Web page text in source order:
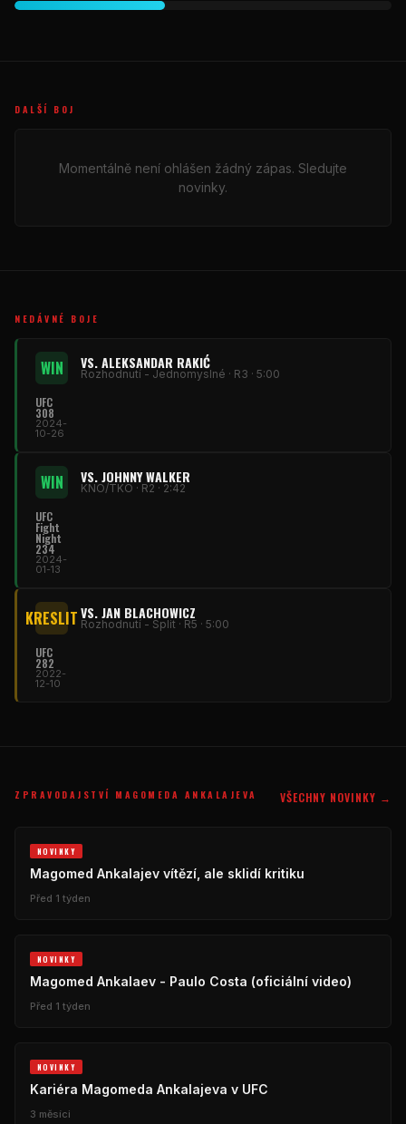
DALŠÍ BOJ
Momentálně není ohlášen žádný zápas. Sledujte
novinky.
NEDÁVNÉ BOJE
WIN VS. ALEKSANDAR RAKIĆ
Rozhodnutí - Jednomyslné · R3 · 5:00
UFC
308
2024-
10-26
WIN VS. JOHNNY WALKER
KNO/TKO · R2 · 2:42
UFC
Fight
Night
234
2024-
01-13
KRESLITVS. JAN BLACHOWICZ
Rozhodnutí - Split · R5 · 5:00
UFC
282
2022-
12-10
ZPRAVODAJSTVÍ MAGOMEDA ANKALAJEVA VŠECHNY NOVINKY →
NOVINKY
Magomed Ankalajev vítězí, ale sklidí kritiku
Před 1 týden
NOVINKY
Magomed Ankalaev - Paulo Costa (oficiální video)
Před 1 týden
NOVINKY
Kariéra Magomeda Ankalajeva v UFC
3 měsíci